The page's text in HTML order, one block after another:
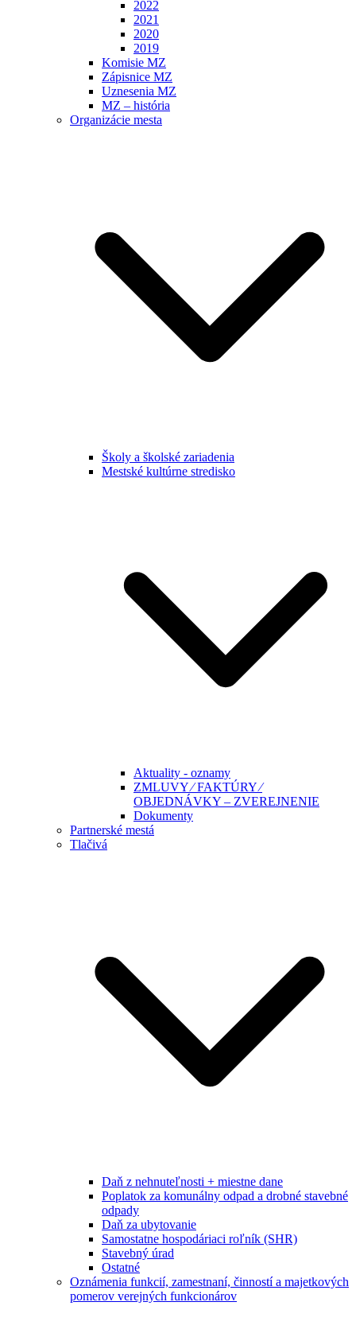
2022
2021
2020
2019
Komisie MZ
Zápisnice MZ
Uznesenia MZ
MZ – história
Organizácie mesta
Školy a školské zariadenia
Mestské kultúrne stredisko
Aktuality - oznamy
ZMLUVY ⁄ FAKTÚRY ⁄
OBJEDNÁVKY – ZVEREJNENIE
Dokumenty
Partnerské mestá
Tlačivá
Daň z nehnuteľnosti + miestne dane
Poplatok za komunálny odpad a drobné stavebné
odpady
Daň za ubytovanie
Samostatne hospodáriaci roľník (SHR)
Stavebný úrad
Ostatné
Oznámenia funkcií, zamestnaní, činností a majetkových
pomerov verejných funkcionárov